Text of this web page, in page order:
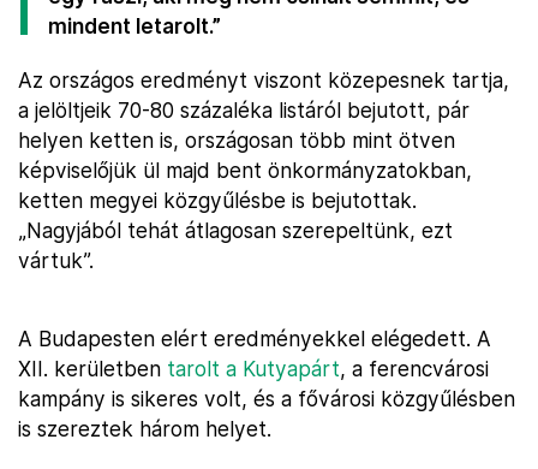
mindent letarolt.”
Az országos eredményt viszont közepesnek tartja,
a jelöltjeik 70-80 százaléka listáról bejutott, pár
helyen ketten is, országosan több mint ötven
képviselőjük ül majd bent önkormányzatokban,
ketten megyei közgyűlésbe is bejutottak.
„Nagyjából tehát átlagosan szerepeltünk, ezt
vártuk”.
A Budapesten elért eredményekkel elégedett. A
XII. kerületben tarolt a Kutyapárt, a ferencvárosi
kampány is sikeres volt, és a fővárosi közgyűlésben
is szereztek három helyet.